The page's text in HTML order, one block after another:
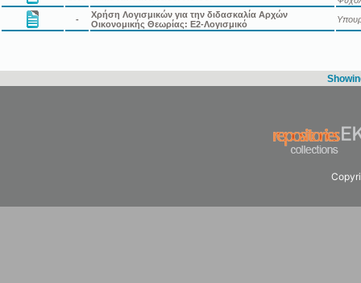
-
Χρήση Λογισμικών για την διδασκαλία Αρχών
Οικονομικής Θεωρίας: Ε2-Λογισμικό